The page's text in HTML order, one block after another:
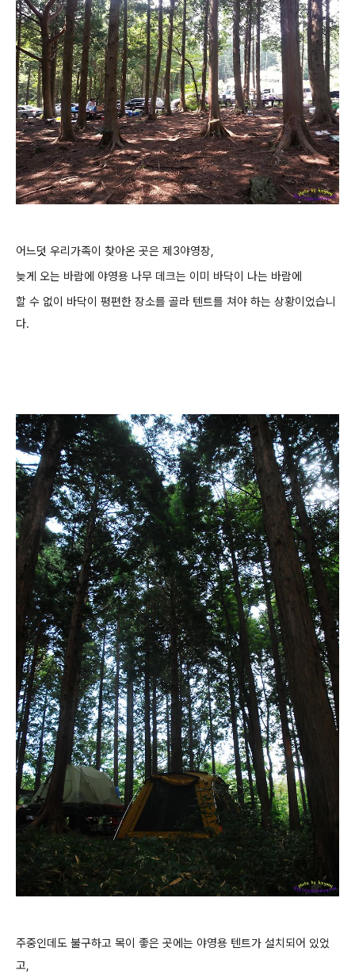
어느덧 우리가족이 찾아온 곳은 제3야영장,
늦게 오는 바람에 야영용 나무 데크는 이미 바닥이 나는 바람에
할 수 없이 바닥이 평편한 장소를 골라 텐트를 쳐야 하는 상황이었습니
다.
주중인데도 불구하고 목이 좋은 곳에는 야영용 텐트가 설치되어 있었
고,